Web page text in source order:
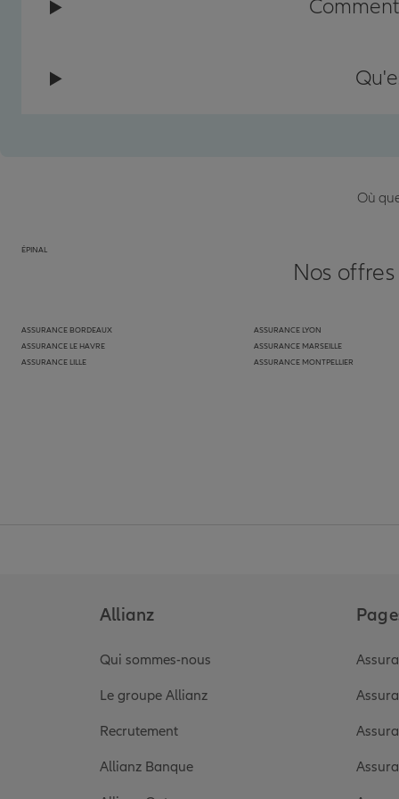
Où
ÉPINAL
Nos
ASSURANCE BORDEAUX
ASSURANCE LE HAVRE
ASSURANCE LILLE
ASSURANCE LYON
ASSURANCE MARSEILLE
ASSURANCE MONTPELLIER
Allianz
Qui sommes-nous
Le groupe Allianz
Recrutement
Allianz Banque